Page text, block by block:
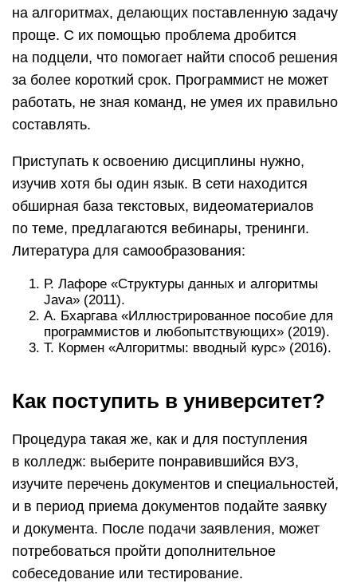
на алгоритмах, делающих поставленную задачу
проще. С их помощью проблема дробится
на подцели, что помогает найти способ решения
за более короткий срок. Программист не может
работать, не зная команд, не умея их правильно
составлять.
Приступать к освоению дисциплины нужно,
изучив хотя бы один язык. В сети находится
обширная база текстовых, видеоматериалов
по теме, предлагаются вебинары, тренинги.
Литература для самообразования:
Р. Лафоре «Структуры данных и алгоритмы
Java» (2011).
А. Бхаргава «Иллюстрированное пособие для
программистов и любопытствующих» (2019).
Т. Кормен «Алгоритмы: вводный курс» (2016).
Как поступить в университет?
Процедура такая же, как и для поступления
в колледж: выберите понравившийся ВУЗ,
изучите перечень документов и специальностей,
и в период приема документов подайте заявку
и документа. После подачи заявления, может
потребоваться пройти дополнительное
собеседование или тестирование.